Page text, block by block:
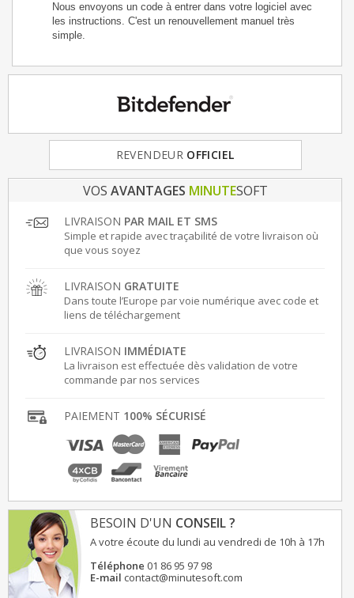
Nous envoyons un code à entrer dans votre logiciel avec
les instructions. C'est un renouvellement manuel très
simple.
REVENDEUR OFFICIEL
FRANCE & EUROPE
VOS AVANTAGES MINUTESOFT
LIVRAISON PAR MAIL ET SMS
Simple et rapide avec traçabilité de votre livraison où
que vous soyez
LIVRAISON GRATUITE
Dans toute l’Europe par voie numérique avec code et
liens de téléchargement
LIVRAISON IMMÉDIATE
La livraison est effectuée dès validation de votre
commande par nos services
PAIEMENT 100% SÉCURISÉ
BESOIN D'UN CONSEIL ?
A votre écoute du lundi au vendredi de 10h à 17h
Téléphone 01 86 95 97 98
E-mail contact@minutesoft.com